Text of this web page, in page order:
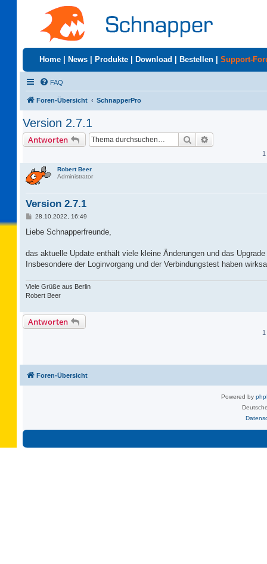
Home News Produkte Download Bestellen Support-
FAQ
Foren-Übersicht SchnapperPro
Version 2.7.1
Antworten Suche
Robert Beer
Administrator
Version 2.7.1
B
i
a
28.10.2022, 16:49
Liebe Schnapperfreunde,
das aktuelle Update enthält viele kleine Änderungen und das
Insbesondere der Loginvorgang und der Verbindungstest haben
Viele Grüße aus Berlin
Robert Beer
Antworten
Foren-Übersicht
Powered by